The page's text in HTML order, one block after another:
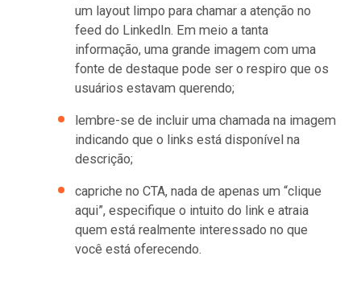
um layout limpo para chamar a atenção no
feed do LinkedIn. Em meio a tanta
informação, uma grande imagem com uma
fonte de destaque pode ser o respiro que os
usuários estavam querendo;
lembre-se de incluir uma chamada na imagem
indicando que o links está disponível na
descrição;
capriche no CTA, nada de apenas um “clique
aqui”, especifique o intuito do link e atraia
quem está realmente interessado no que
você está oferecendo.